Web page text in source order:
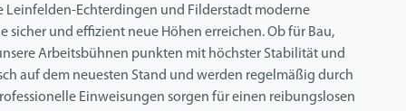
Leinfelden-Echterdingen und Filderstadt moderne
sicher und effizient neue Höhen erreichen. Ob für Bau,
Arbeitsbühnen punkten mit höchster Stabilität und
auf dem neuesten Stand und werden regelmäßig durch
Einweisungen sorgen für einen reibungslosen